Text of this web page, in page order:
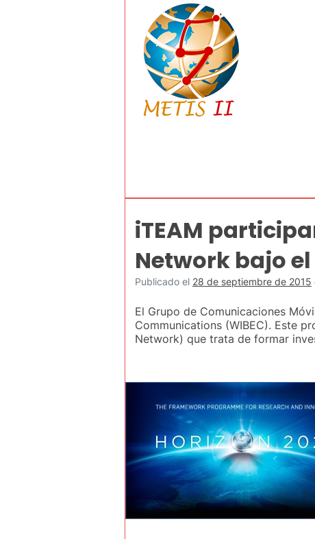
iTEAM
Network bajo
Publicado el 28 de septiembre de 2015
El Grupo de Comunicaciones
Communications (WIBEC). Este
Network) que trata de formar